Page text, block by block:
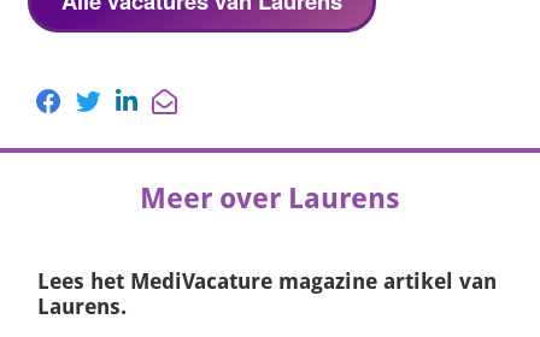
Meer over Laurens
Lees het MediVacature magazine artikel van
Laurens.